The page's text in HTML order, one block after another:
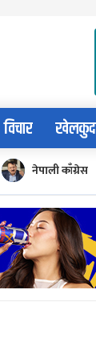
विचार खेलकुद
नेपाली काँग्रेस